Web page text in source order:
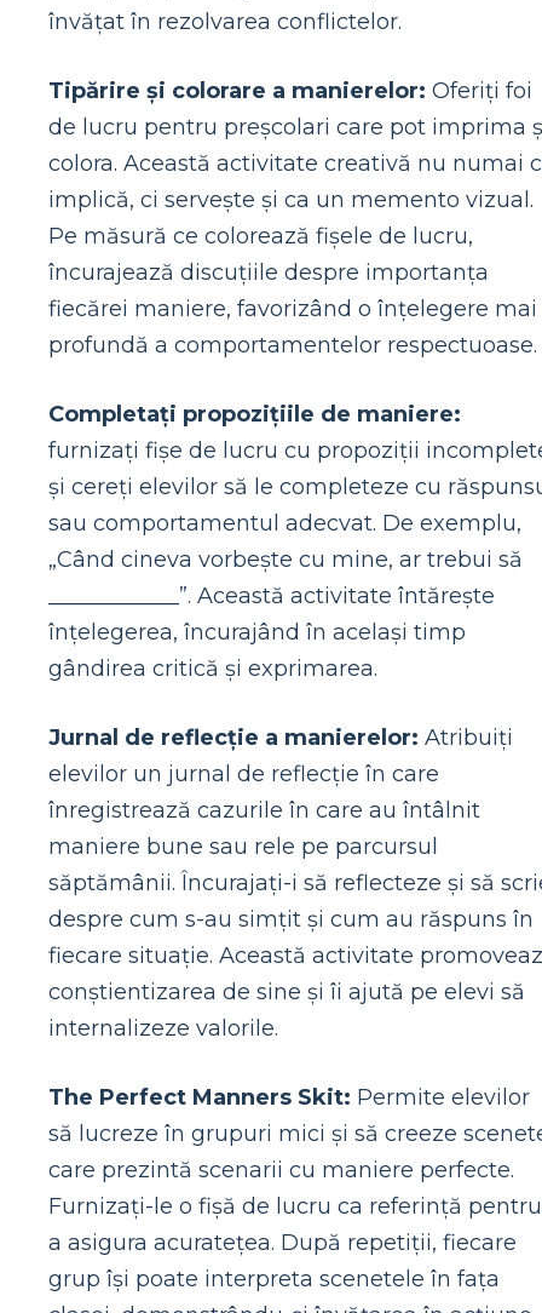
învățat în rezolvarea conflictelor.
Tipărire și colorare a manierelor: Oferiți foi
de lucru pentru preșcolari care pot imprima
colora. Această activitate creativă nu numai
implică, ci servește și ca un memento vizual.
Pe măsură ce colorează fișele de lucru,
încurajează discuțiile despre importanța
fiecărei maniere, favorizând o înțelegere mai
profundă a comportamentelor respectuoase.
Completați propozițiile de maniere:
furnizați fișe de lucru cu propoziții
și cereți elevilor să le completeze cu
sau comportamentul adecvat. De exemplu,
„Când cineva vorbește cu mine, ar trebui să
____________”. Această activitate întărește
înțelegerea, încurajând în același timp
gândirea critică și exprimarea.
Jurnal de reflecție a manierelor: Atribuiți
elevilor un jurnal de reflecție în care
înregistrează cazurile în care au întâlnit
maniere bune sau rele pe parcursul
săptămânii. Încurajați-i să reflecteze și să
despre cum s-au simțit și cum au răspuns în
fiecare situație. Această activitate
conștientizarea de sine și îi ajută pe elevi să
internalizeze valorile.
The Perfect Manners Skit: Permite elevilor
să lucreze în grupuri mici și să creeze
care prezintă scenarii cu maniere perfecte.
Furnizați-le o fișă de lucru ca referință pentru
a asigura acuratețea. După repetiții, fiecare
grup își poate interpreta scenetele în fața